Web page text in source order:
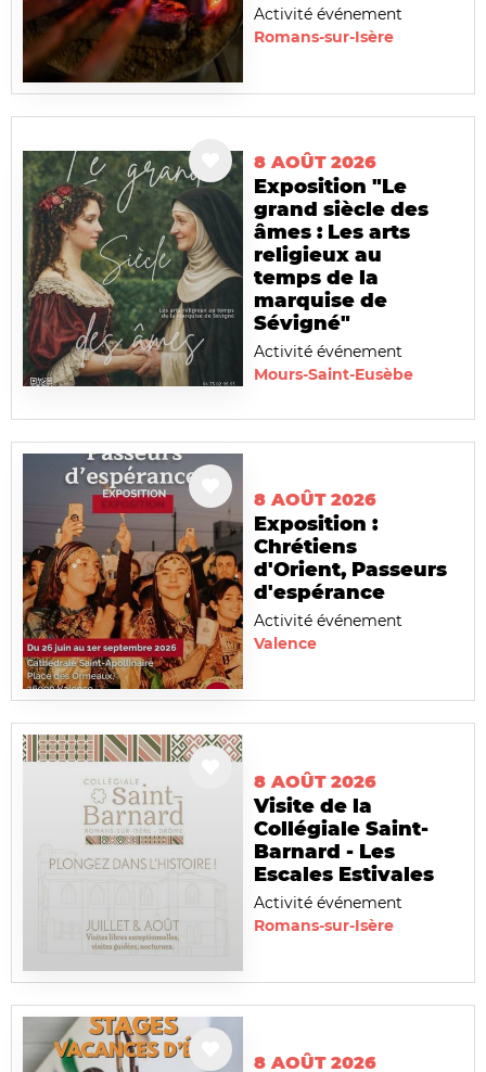
Activité événement
Romans-sur-Isère
8 AOÛT 2026
Exposition "Le
grand siècle des
âmes : Les arts
religieux au
temps de la
marquise de
Sévigné"
Activité événement
Mours-Saint-Eusèbe
8 AOÛT 2026
Exposition :
Chrétiens
d'Orient, Passeurs
d'espérance
Activité événement
Valence
8 AOÛT 2026
Visite de la
Collégiale Saint-
Barnard - Les
Escales Estivales
Activité événement
Romans-sur-Isère
8 AOÛT 2026